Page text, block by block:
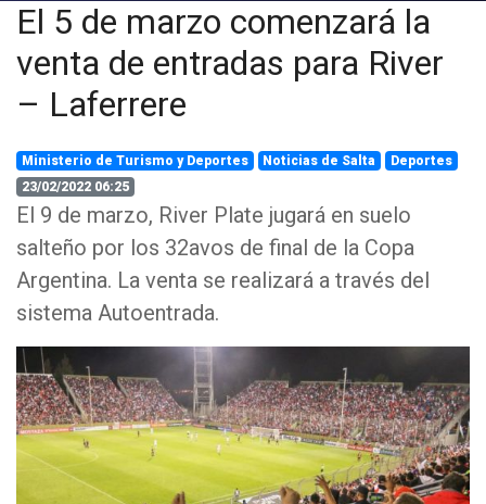
El 5 de marzo comenzará la
venta de entradas para River
– Laferrere
Ministerio de Turismo y Deportes Noticias de Salta
Deportes
23/02/2022 06:25
El 9 de marzo, River Plate jugará en suelo
salteño por los 32avos de final de la Copa
Argentina. La venta se realizará a través del
sistema Autoentrada.